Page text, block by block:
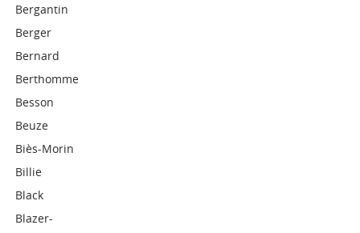
Bergantin
Berger
Bernard
Berthomme
Besson
Beuze
Biès-Morin
Billie
Black
Blazer-